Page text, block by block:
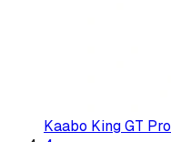
Kaabo King GT Pro